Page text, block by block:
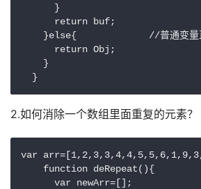
      }
      return buf;
}else{             //普通变量
      return Obj;
    }
  }
2.如何消除一个数组里面重复的元素？
var
    function deRepeat(){
      var newArr=[];